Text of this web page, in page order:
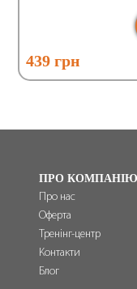
439 грн
ПРО
Про нас
Оферта
Тренінг-центр
Контакти
Блог